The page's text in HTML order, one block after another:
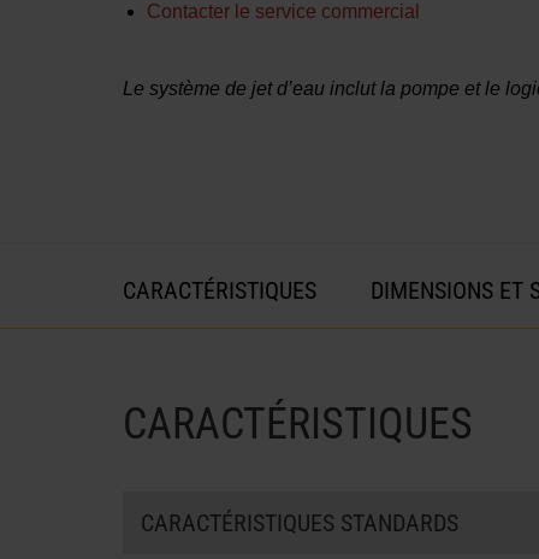
Contacter le service commercial
Le système de jet d’eau inclut la pompe et le
CARACTÉRISTIQUES DIMENSIONS ET
CARACTÉRISTIQUES
CARACTÉRISTIQUES STANDARDS